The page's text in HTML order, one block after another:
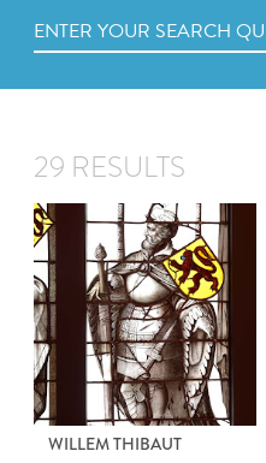
29 RESULTS
WILLEM THIBAUT